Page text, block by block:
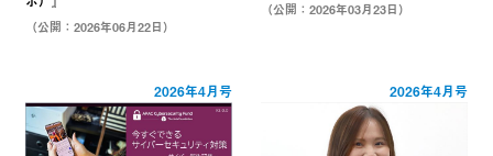
（公開：2026年06月22日）
（公開：2026年03月23日）
2026年4月号 2026年4月号